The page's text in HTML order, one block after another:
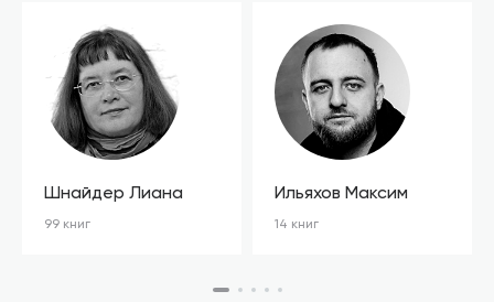
Шнайдер Лиана
99 книг
Ильяхов Максим
14 книг